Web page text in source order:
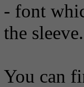
- font
the sleeve.
You can